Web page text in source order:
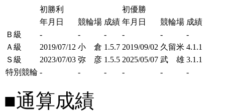
初勝利
初優勝
年月日
競輪場 成績 年月日 競輪場 成績
Ｂ級
- - - - -
-
Ａ級
2019/07/12 小 倉 1.5.7 2019/09/02 久留米 4.1.1
Ｓ級
2023/07/03 弥 彦 1.5.5 2025/05/07 武 雄 3.1.1
特別競輪 - - - - - -
■通算成績